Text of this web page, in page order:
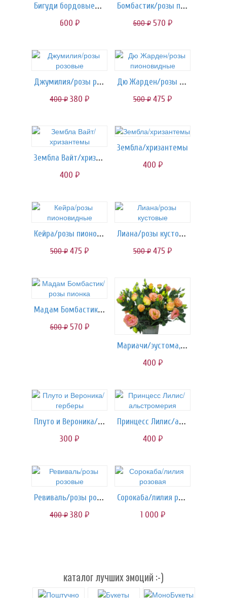
Бигуди бордовые/хризантемы
600 руб.
Бомбастик/розы пионка
600руб. 570 руб.
Джумилия/розы розовые
400руб. 380 руб.
Дю Жарден/розы пионовидные
500руб. 475 руб.
Зембла Вайт/хризантемы
400 руб.
Зембла/хризантемы
400 руб.
Кейра/розы пионовидные
500руб. 475 руб.
Лиана/розы кустовые
500руб. 475 руб.
Мадам Бомбастик/розы пионка
600руб. 570 руб.
Мариачи/эустома, лизиантус
400 руб.
Плуто и Вероника/герберы
300 руб.
Принцесс Лилис/альстромерия
400 руб.
Ревиваль/розы розовые
400руб. 380 руб.
Сорокаба/лилия розовая
1 000 руб.
каталог лучших эмоций :-)